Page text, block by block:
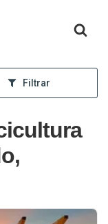
Filtrar